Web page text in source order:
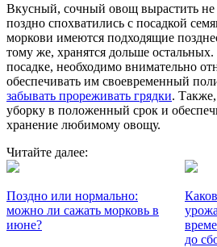
Вкусный, сочный овощ вырастить
поздно спохватились с посадкой
моркови имеются подходящие
тому же, хранятся дольше
посадке, необходимо внимательно
обеспечивать им своевременный
забывать прореживать грядки.
уборку в положенный срок и
хранение любимому овощу.
Читайте далее:
Поздно или нормально:
можно ли сажать морковь в
июне?
до